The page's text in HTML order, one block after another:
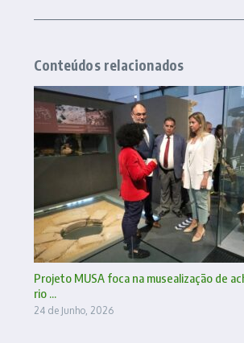
Conteúdos relacionados
Projeto MUSA foca na musealização de
rio ...
24 de Junho, 2026